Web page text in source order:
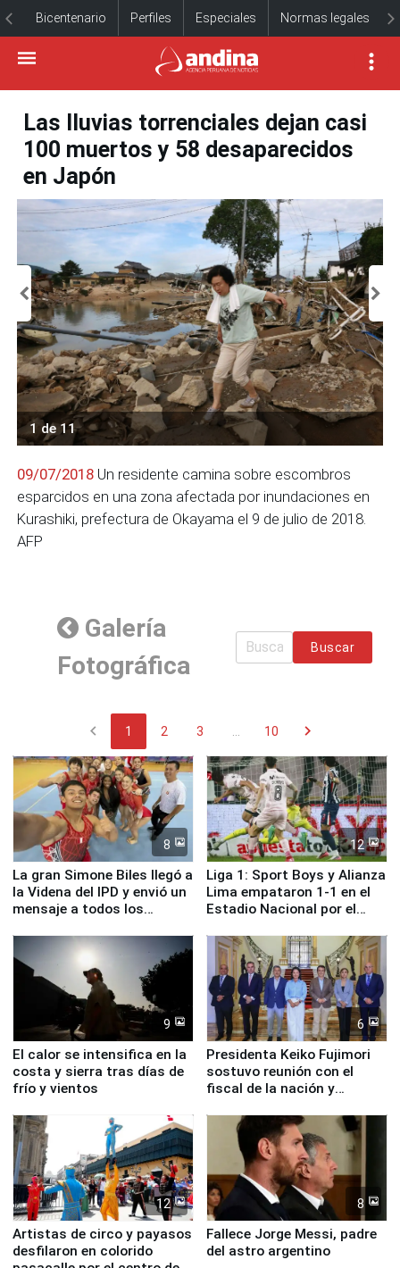
Bicentenario Perfiles Especiales Normas legales
Las lluvias torrenciales dejan casi
100 muertos y 58 desaparecidos
en Japón
1 de 11
09/07/2018 Un residente camina sobre escombros
esparcidos en una zona afectada por inundaciones en
Kurashiki, prefectura de Okayama el 9 de julio de 2018.
AFP
Galería
Fotográfica
Buscar
chevron_left 1 2 3 10 chevron_right
8
La gran Simone Biles llegó a
la Videna del IPD y envió un
mensaje a todos los
12
Liga 1: Sport Boys y Alianza
Lima empataron 1-1 en el
Estadio Nacional por el
9
El calor se intensifica en la
costa y sierra tras días de
frío y vientos
6
Presidenta Keiko Fujimori
sostuvo reunión con el
fiscal de la nación y
12
Artistas de circo y payasos
desfilaron en colorido
8
Fallece Jorge Messi, padre
del astro argentino